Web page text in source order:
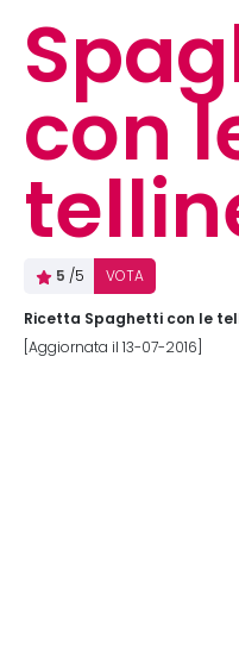
con
5 /5 VOTA
Ricetta Spaghetti con le
[Aggiornata il 13-07-2016]